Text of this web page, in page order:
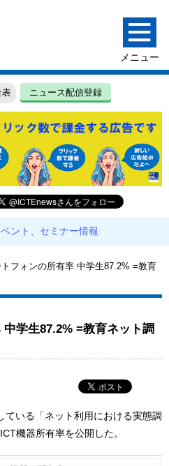
表 ニュース配信登録
ント、セミナー情報
トフォンの所有率 中学生87.2% =教育
学生87.2% =教育ネット調
ている「ネット利用における実態調
機器所有率を公開した。